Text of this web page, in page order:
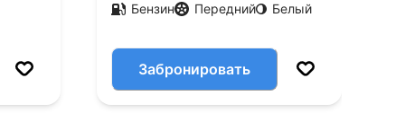
Бензин
Передний Белый
Забронировать